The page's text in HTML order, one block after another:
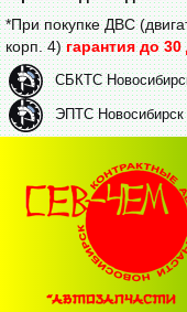
*При покупке ДВС
корп. 4)гарантия до 30
СБКТС
ЭПТС Новосибирск